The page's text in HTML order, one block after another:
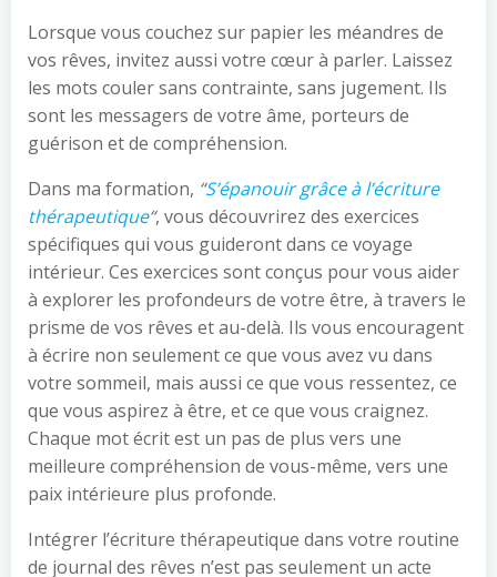
Lorsque vous couchez sur papier les méandres de
vos rêves, invitez aussi votre cœur à parler. Laissez
les mots couler sans contrainte, sans jugement. Ils
sont les messagers de votre âme, porteurs de
guérison et de compréhension.
Dans ma formation, “S’épanouir grâce à l’écriture
thérapeutique“, vous découvrirez des exercices
spécifiques qui vous guideront dans ce voyage
intérieur. Ces exercices sont conçus pour vous aider
à explorer les profondeurs de votre être, à travers le
prisme de vos rêves et au-delà. Ils vous encouragent
à écrire non seulement ce que vous avez vu dans
votre sommeil, mais aussi ce que vous ressentez, ce
que vous aspirez à être, et ce que vous craignez.
Chaque mot écrit est un pas de plus vers une
meilleure compréhension de vous-même, vers une
paix intérieure plus profonde.
Intégrer l’écriture thérapeutique dans votre routine
de journal des rêves n’est pas seulement un acte